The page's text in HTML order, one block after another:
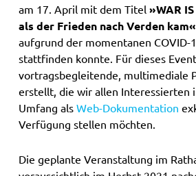
am 17. April mit dem Titel »WAR
als der Frieden nach Verden kam«
aufgrund der momentanen COVID-
stattfinden konnte. Für dieses
vortragsbegleitende, multimediale
erstellt, die wir allen Interessierten
Umfang als Web-Dokumentation
Verfügung stellen möchten.
Die geplante Veranstaltung im